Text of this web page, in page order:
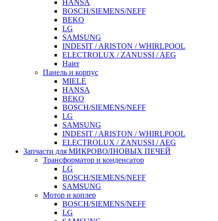
HANSA
BOSCH/SIEMENS/NEFF
BEKO
LG
SAMSUNG
INDESIT / ARISTON / WHIRLPOOL
ELECTROLUX / ZANUSSI / AEG
Haier
Панель и корпус
MIELE
HANSA
BEKO
BOSCH/SIEMENS/NEFF
LG
SAMSUNG
INDESIT / ARISTON / WHIRLPOOL
ELECTROLUX / ZANUSSI / AEG
Запчасти для МИКРОВОЛНОВЫХ ПЕЧЕЙ
Трансформатор и конденсатор
LG
BOSCH/SIEMENS/NEFF
SAMSUNG
Мотор и коплер
BOSCH/SIEMENS/NEFF
LG